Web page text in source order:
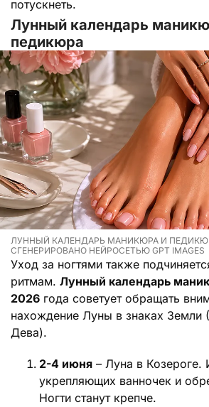
потускнеть.
Лунный календарь
педикюра
ЛУННЫЙ КАЛЕНДАРЬ МАНИКЮРА И
СГЕНЕРИРОВАНО НЕЙРОСЕТЬЮ GPT IMAGES
Уход за ногтями также
ритмам. Лунный календарь
2026 года советует обращать
нахождение Луны в знаках Земли
Дева).
2-4 июня – Луна в Козероге.
укрепляющих ванночек и
Ногти станут крепче.